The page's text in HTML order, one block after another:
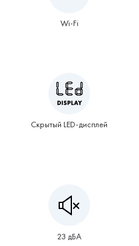
Wi-Fi
Скрытый LED-дисплей
23 дБА